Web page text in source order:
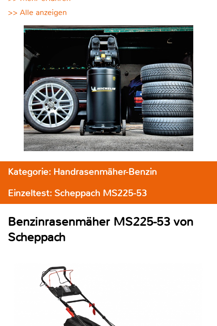
>> Alle anzeigen
Kategorie: Handrasenmäher-Benzin
Einzeltest: Scheppach MS225-53
Benzinrasenmäher MS225-53 von
Scheppach